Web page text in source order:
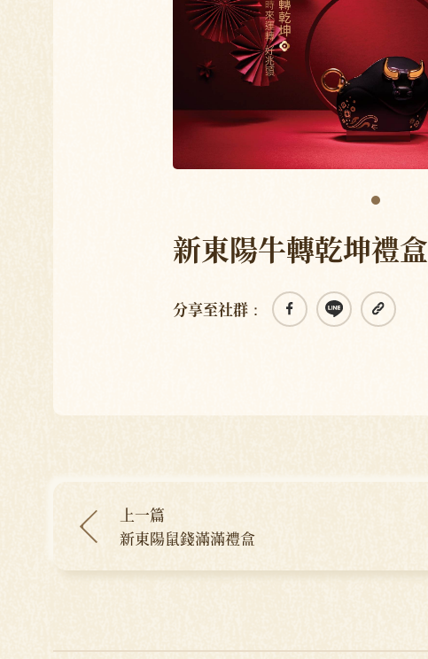
新東陽牛轉乾坤禮盒
分享至社群：
上一篇
新東陽鼠錢滿滿禮盒